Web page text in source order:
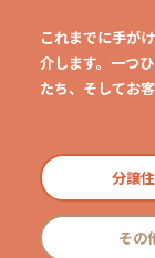
これまでに手が
介します。一つ
たち、そしてお
分譲
その